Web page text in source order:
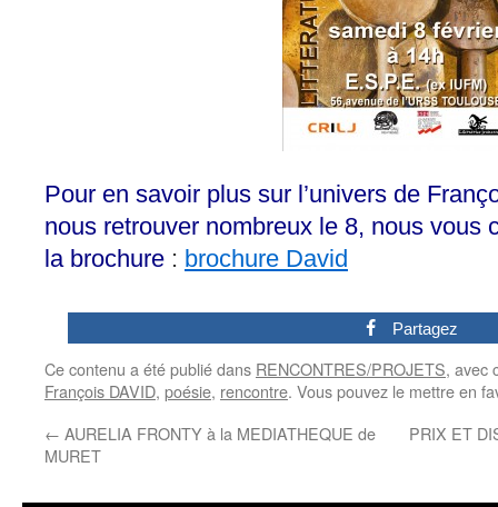
Pour en savoir plus sur l’univers de
nous retrouver nombreux le 8, nous vous
la brochure : brochure David
Partagez
Ce contenu a été publié dans RENCONTRES/PROJETS, avec
François DAVID, poésie, rencontre. Vous pouvez le mettre en
← AURELIA FRONTY à la MEDIATHEQUE de
MURET
PRIX ET